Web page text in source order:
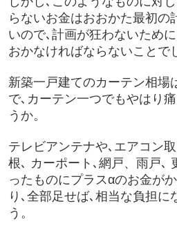
らないお金はおおかた最初の
いので､計画が狂わないため
おかなければならないことで
新築一戸建てのカーテン相場
で､カーテン一つでもやはり
うか。
テレビアンテナや､エアコン
根､ カーポート､網戸、雨戸､
ったものにプラスαのお金が
り､全部足せば､相当な負担に
う。